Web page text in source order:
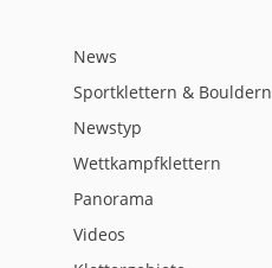
News
Sportklettern & Bouldern
Newstyp
Wettkampfklettern
Panorama
Videos